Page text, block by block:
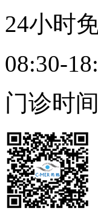
24小时
08:30-
门诊时间